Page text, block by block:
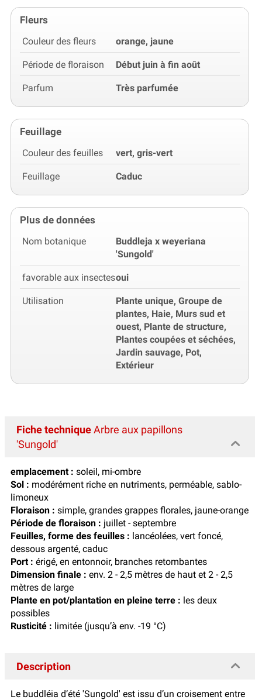
Fleurs
Couleur des fleurs orange, jaune
Période de floraison Début juin à fin août
Parfum Très parfumée
Feuillage
Couleur des feuilles vert, gris-vert
Feuillage Caduc
Plus de données
Nom botanique
Buddleja x weyeriana
'Sungold'
favorable aux insectesoui
Utilisation
Plante unique, Groupe de
plantes, Haie, Murs sud et
ouest, Plante de structure,
Plantes coupées et séchées,
Jardin sauvage, Pot,
Extérieur
Fiche techniqueArbre aux papillons
'Sungold'
emplacement : soleil, mi-ombre
Sol : modérément riche en nutriments, perméable, sablo-
limoneux
Floraison : simple, grandes grappes florales, jaune-orange
Période de floraison : juillet - septembre
Feuilles, forme des feuilles : lancéolées, vert foncé,
dessous argenté, caduc
Port : érigé, en entonnoir, branches retombantes
Dimension finale : env. 2 - 2,5 mètres de haut et 2 - 2,5
mètres de large
Plante en pot/plantation en pleine terre : les deux
possibles
Rusticité : limitée (jusqu’à env. -19 °C)
Description
Le buddléia d’été 'Sungold' est issu d’un croisement entre